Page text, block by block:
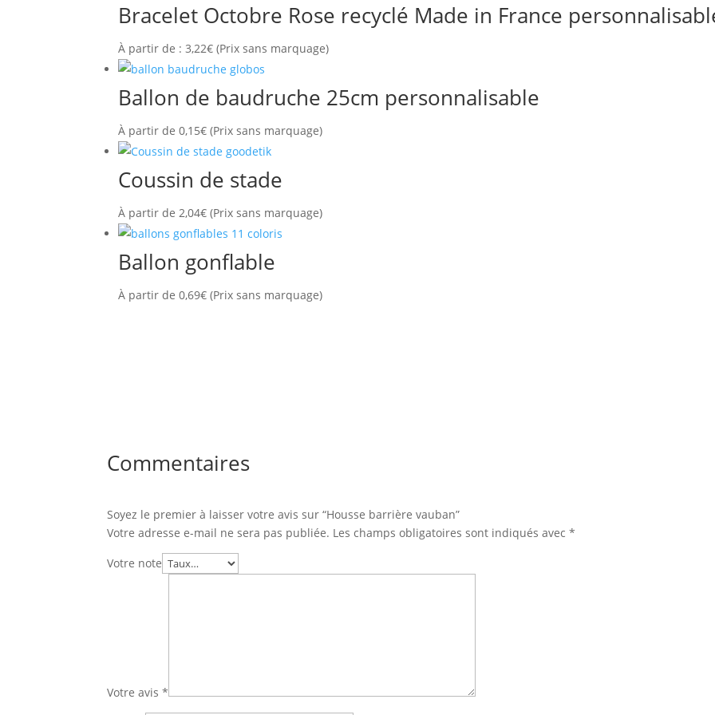
Bracelet Octobre Rose recyclé Made in France
À partir de :3,22€ (Prix sans marquage)
Ballon de baudruche 25cm personnalisable
À partir de0,15€ (Prix sans marquage)
Coussin de stade
À partir de2,04€ (Prix sans marquage)
Ballon gonflable
À partir de0,69€ (Prix sans marquage)
Commentaires
Soyez le premier à laisser votre avis sur “Housse barrière vauban”
Votre adresse e-mail ne sera pas publiée. Les champs obligatoires sont indiqués avec*
Votre note
Votre avis*